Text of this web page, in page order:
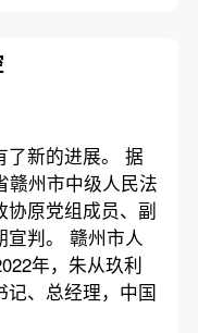
了新的进展。 据
赣州市中级人民法
协原党组成员、副
宣判。 赣州市人
年，朱从玖利
记、总经理，中国